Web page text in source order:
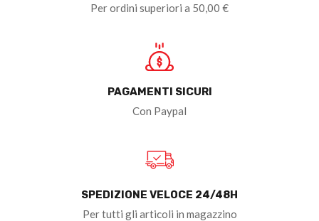
Per ordini superiori a 50,00 €
PAGAMENTI SICURI
Con Paypal
SPEDIZIONE VELOCE 24/48H
Per tutti gli articoli in magazzino